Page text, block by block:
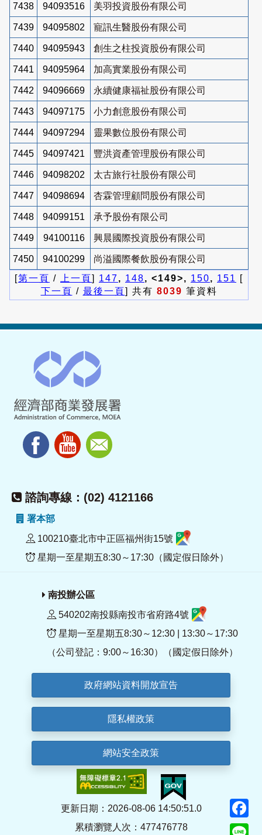
7438 94093516 美羽投資股份有限公司
7439 94095802 寵訊生醫股份有限公司
7440 94095943 創生之柱投資股份有限公司
7441 94095964 加高實業股份有限公司
7442 94096669 永續健康福祉股份有限公司
7443 94097175 小力創意股份有限公司
7444 94097294 靈果數位股份有限公司
7445 94097421 豐洪資產管理股份有限公司
7446 94098202 太古旅行社股份有限公司
7447 94098694 杏霖管理顧問股份有限公司
7448 94099151 承予股份有限公司
7449 94100116 興晨國際投資股份有限公司
7450 94100299
尚溢國際餐飲股份有限公司
[第一頁 / 上一頁] 147, 148, <149>, 150, 151
[
下一頁 / 最後一頁] 共有 8039 筆資料
諮詢專線：(02) 4121166
署本部
100210臺北市中正區福州街15號
星期一至星期五8:30～17:30（國定假日除外）
南投辦公區
540202南投縣南投市省府路4號
星期一至星期五8:30～12:30 | 13:30～17:30
（公司登記：9:00～16:30）（國定假日除外）
政府網站資料開放宣告
隱私權政策
網站安全政策
更新日期：2026-08-06 14:50:51.0
累積瀏覽人次：477476778